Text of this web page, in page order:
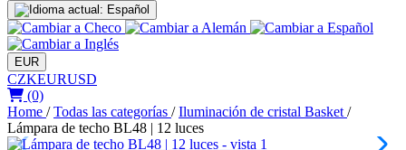
EUR
CZKEURUSD
(0)
Home / Todas las categorías / Iluminación de cristal Basket /
Lámpara de techo BL48 | 12 luces